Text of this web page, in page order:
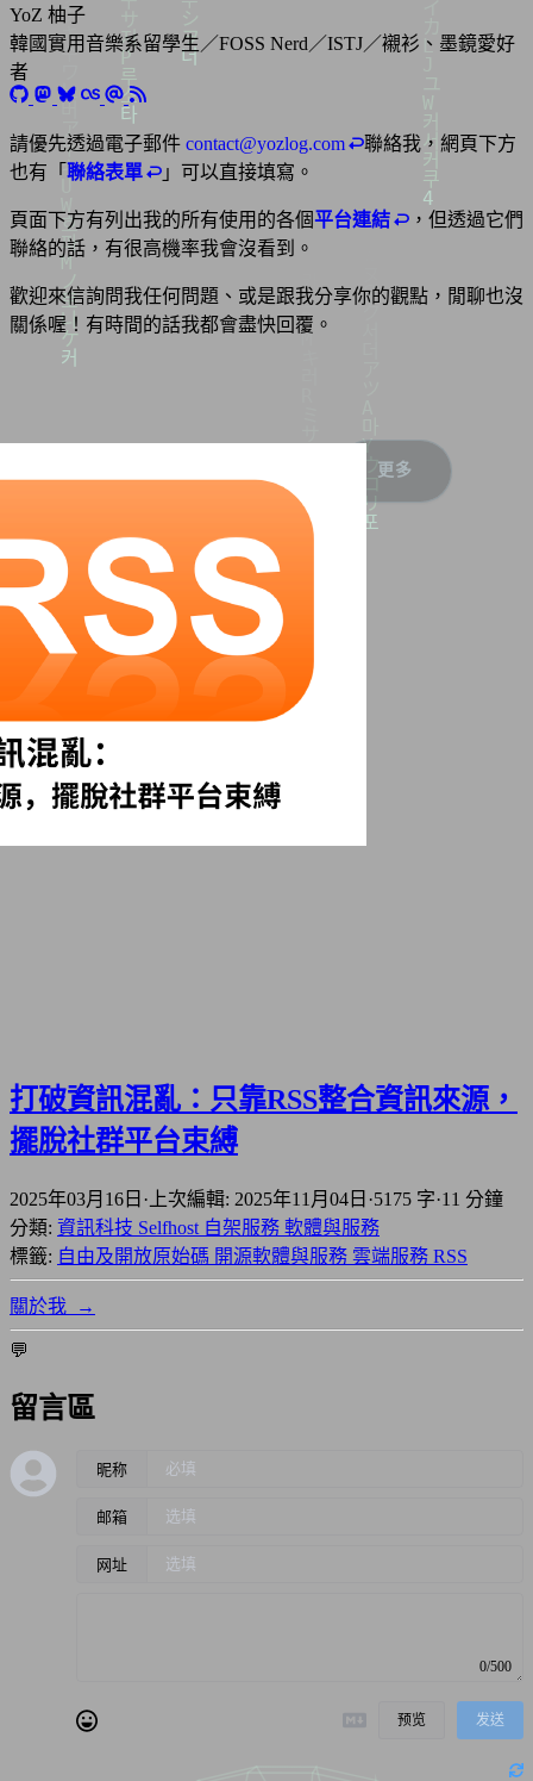
YoZ 柚子
韓國實用音樂系留學生／FOSS Nerd／ISTJ／襯衫、墨鏡愛好
者
請優先透過電子郵件 contact@yozlog.com
聯絡我，網頁下方
也有「 聯絡表單 」可以直接填寫。
頁面下方有列出我的所有使用的各個平台連結
，但透過它們
聯絡的話，有很高機率我會沒看到。
歡迎來信詢問我任何問題、或是跟我分享你的觀點，閒聊也沒
關係喔！有時間的話我都會盡快回覆。
更多
相關文章
打破資訊混亂：只靠RSS整合資訊來源，
擺脫社群平台束縛
2025年03月16日 · 上次編輯: 2025年11月04日 ·5175 字·11 分鐘
分類: 資訊科技 Selfhost 自架服務 軟體與服務
標籤: 自由及開放原始碼 開源軟體與服務 雲端服務 RSS
關於我 →
💬
留言區
昵称
邮箱
网址
0/500
预览 发送